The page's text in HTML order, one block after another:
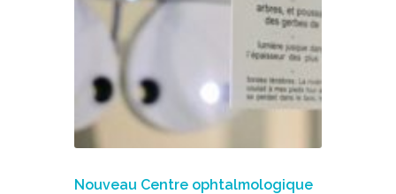
Nouveau Centre ophtalmologique